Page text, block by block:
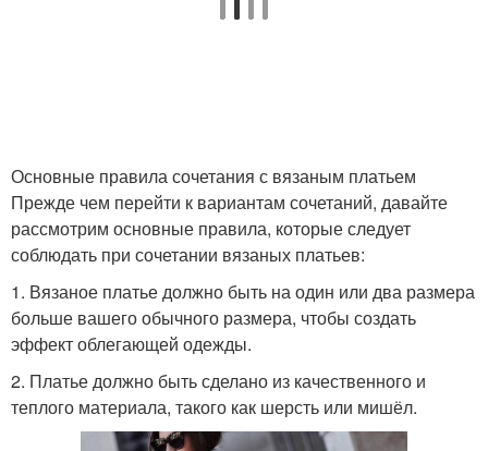
Основные правила сочетания с вязаным платьем
Прежде чем перейти к вариантам сочетаний, давайте
рассмотрим основные правила, которые следует
соблюдать при сочетании вязаных платьев:
1. Вязаное платье должно быть на один или два размера
больше вашего обычного размера, чтобы создать
эффект облегающей одежды.
2. Платье должно быть сделано из качественного и
теплого материала, такого как шерсть или мишёл.